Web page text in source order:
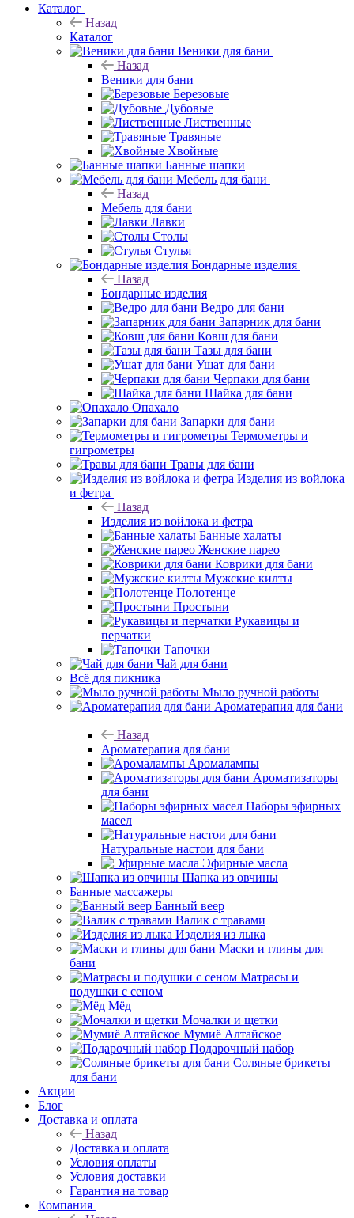
Каталог
Назад
Каталог
Веники для бани
Назад
Веники для бани
Березовые
Дубовые
Лиственные
Травяные
Хвойные
Банные шапки
Мебель для бани
Назад
Мебель для бани
Лавки
Столы
Стулья
Бондарные изделия
Назад
Бондарные изделия
Ведро для бани
Запарник для бани
Ковш для бани
Тазы для бани
Ушат для бани
Черпаки для бани
Шайка для бани
Опахало
Запарки для бани
Термометры и
гигрометры
Травы для бани
Изделия из войлока
и фетра
Назад
Изделия из войлока и фетра
Банные халаты
Женские парео
Коврики для бани
Мужские килты
Полотенце
Простыни
Рукавицы и
перчатки
Тапочки
Чай для бани
Всё для пикника
Мыло ручной работы
Ароматерапия для бани
Назад
Ароматерапия для бани
Аромалампы
Ароматизаторы
для бани
Наборы эфирных
масел
Натуральные настои для бани
Эфирные масла
Шапка из овчины
Банные массажеры
Банный веер
Валик с травами
Изделия из лыка
Маски и глины для
бани
Матрасы и
подушки с сеном
Мёд
Мочалки и щетки
Мумиё Алтайское
Подарочный набор
Соляные брикеты
для бани
Акции
Блог
Доставка и оплата
Назад
Доставка и оплата
Условия оплаты
Условия доставки
Гарантия на товар
Компания